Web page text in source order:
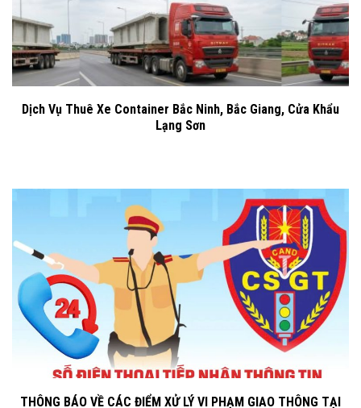
Dịch Vụ Thuê Xe Container Bắc Ninh, Bắc Giang, Cửa Khẩu
Lạng Sơn
THÔNG BÁO VỀ CÁC ĐIỂM XỬ LÝ VI PHẠM GIAO THÔNG TẠI